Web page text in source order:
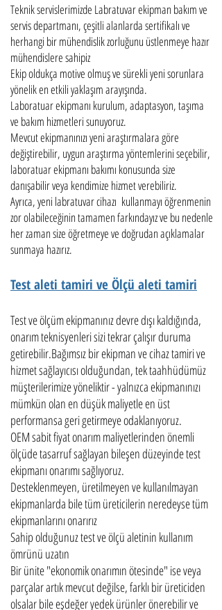
Teknik servislerimizde Labratuvar ekipman bakım ve
servis departmanı, çeşitli alanlarda sertifikalı ve
herhangi bir mühendislik zorluğunu üstlenmeye hazır
mühendislere sahipiz
Ekip oldukça motive olmuş ve sürekli yeni sorunlara
yönelik en etkili yaklaşım arayışında.
Laboratuar ekipmanı kurulum, adaptasyon, taşıma
ve bakım hizmetleri sunuyoruz.
Mevcut ekipmanınızı yeni araştırmalara göre
değiştirebilir, uygun araştırma yöntemlerini seçebilir,
laboratuar ekipmanı bakımı konusunda size
danışabilir veya kendimize hizmet verebiliriz.
Ayrıca, yeni labratuvar cihazı kullanmayı öğrenmenin
zor olabileceğinin tamamen farkındayız ve bu nedenle
her zaman size öğretmeye ve doğrudan açıklamalar
sunmaya hazırız.
Test aleti tamiri ve Ölçü aleti tamiri
Test ve ölçüm ekipmanınız devre dışı kaldığında,
onarım teknisyenleri sizi tekrar çalışır duruma
getirebilir.Bağımsız bir ekipman ve cihaz tamiri ve
hizmet sağlayıcısı olduğundan, tek taahhüdümüz
müşterilerimize yöneliktir - yalnızca ekipmanınızı
mümkün olan en düşük maliyetle en üst
performansa geri getirmeye odaklanıyoruz.
OEM sabit fiyat onarım maliyetlerinden önemli
ölçüde tasarruf sağlayan bileşen düzeyinde test
ekipmanı onarımı sağlıyoruz.
Desteklenmeyen, üretilmeyen ve kullanılmayan
ekipmanlarda bile tüm üreticilerin neredeyse tüm
ekipmanlarını onarırız
Sahip olduğunuz test ve ölçü aletinin kullanım
ömrünü uzatın
Bir ünite "ekonomik onarımın ötesinde" ise veya
parçalar artık mevcut değilse, farklı bir üreticiden
olsalar bile eşdeğer yedek ürünler önerebilir ve